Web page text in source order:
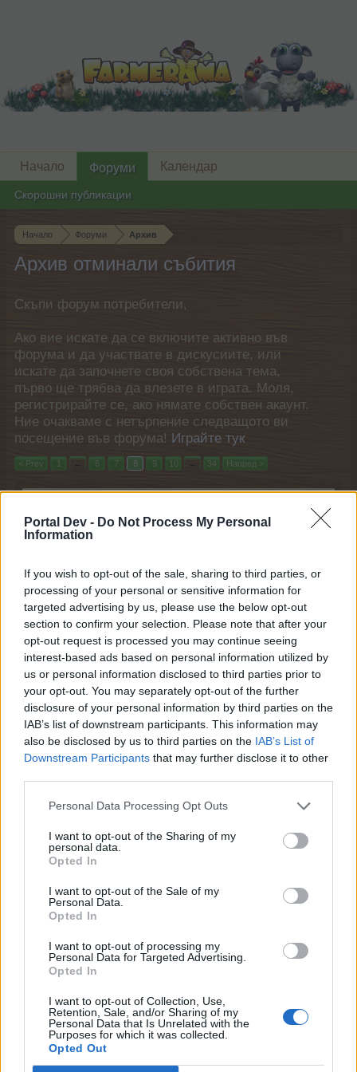
Portal Dev - Do Not Process My Personal
Information
If you wish to opt-out of the sale, sharing to third parties, or
processing of your personal or sensitive information for
targeted advertising by us, please use the below opt-out
section to confirm your selection. Please note that after your
opt-out request is processed you may continue seeing
interest-based ads based on personal information utilized by
us or personal information disclosed to third parties prior to
your opt-out. You may separately opt-out of the further
disclosure of your personal information by third parties on the
IAB’s list of downstream participants. This information may
also be disclosed by us to third parties on the IAB’s List of
Downstream Participants that may further disclose it to other
Personal Data Processing Opt Outs
I want to opt-out of the Sharing of my
personal data.
Opted In
I want to opt-out of the Sale of my
Personal Data.
Opted In
I want to opt-out of processing my
Personal Data for Targeted Advertising.
Opted In
I want to opt-out of Collection, Use,
Retention, Sale, and/or Sharing of my
Personal Data that Is Unrelated with the
Purposes for which it was collected.
Opted Out
Начало Форуми Архив
Архив отминали събития
Скъпи форум потребители,
Ако вие искате да се включите активно във
форума и да участвате в дискусиите, или
искате да започнете своя собствена тема,
първо ще трябва да влезете в играта. Моля,
регистрирайте се, ако нямате собствен акаунт.
Ние очакваме с нетърпение следващото ви
посещение във форума! Играйте тук
< Prev 1 ← 6 7 8 9 10 → 34 Напред >
Заглавие ↓
Последно
mushnu4ka
Отговори:
FAQ Сезон на плодовете (сезон 27)
Отговори:
2 29.8.22
FAQ Сезон на Купидон (сезон 57)
mushnu4ka
Отговори:
2 13.2.26
FAQ Сезон на камериерките (сезон 49)
mushnu4ka
Отговори:
2
FAQ Сезон на Дървосекача (сезон 29)
mushnu4ka
Сезон на джентълмените (сезон 55)
Отговори:
2 20.11.25
FAQ Сезон на ваканциите (сезон 34)
mushnu4ka
Отговори:
mushnu4ka
Отговори:
2 4.7.24
FAQ
Отговори:
2 23.4.21
FAQ Сезон на боядисване на яйца (сезон 50)
FAQ Сезон на боядисаните яйца (сезон 14)
mushnu4ka
Отговори:
2
Начало Форуми
Скорошни публикации
Календар